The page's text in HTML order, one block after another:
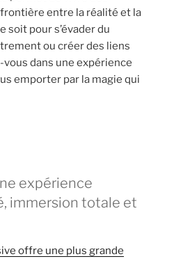
entre la réalité et la
soit pour s’évader du
ou créer des liens
dans une expérience
emporter par la magie qui
expérience
immersion totale et
offre une plus grande